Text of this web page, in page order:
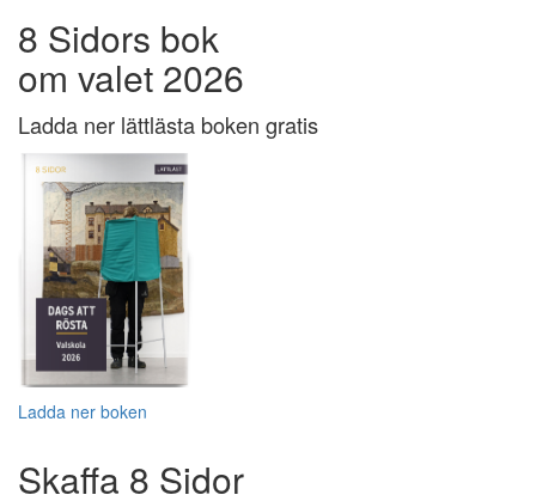
8 Sidors bok
om valet 2026
Ladda ner lättlästa boken gratis
Ladda ner boken
Skaffa 8 Sidor